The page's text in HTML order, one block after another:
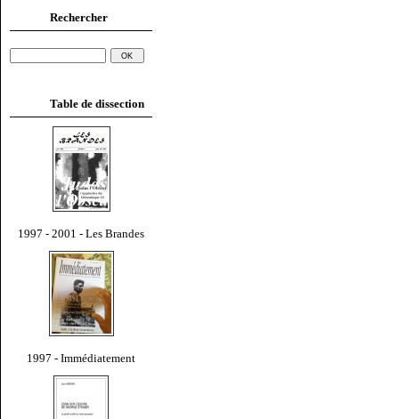
Rechercher
Table de dissection
1997 - 2001 - Les Brandes
1997 - Immédiatement